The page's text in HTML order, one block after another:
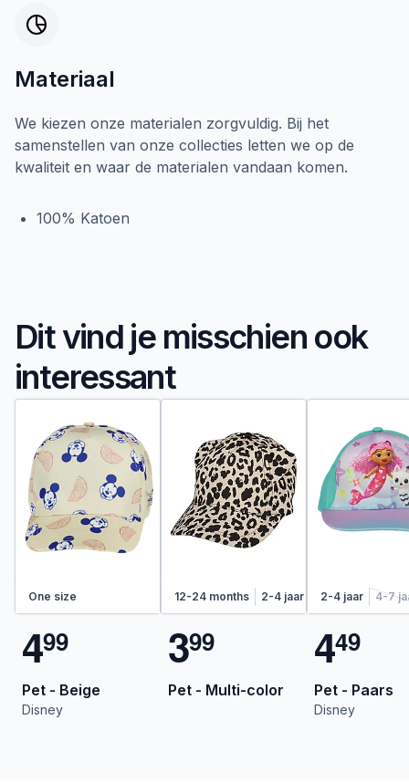
Materiaal
We kiezen onze materialen zorgvuldig. Bij het
samenstellen van onze collecties letten we op de
kwaliteit en waar de materialen vandaan komen.
100% Katoen
Dit vind je misschien ook
interessant
One size
499
Pet - Beige
Disney
12-24 months 2-4 jaar
399
Pet - Multi-color
2-4 jaar 4-7
449
Pet - Paars
Disney